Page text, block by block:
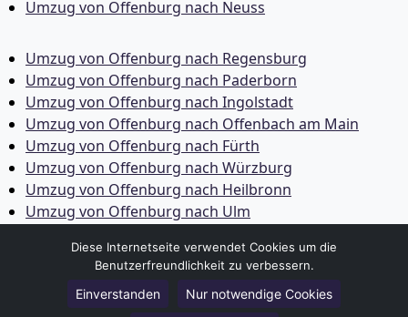
Umzug von Offenburg nach Neuss
Umzug von Offenburg nach Regensburg
Umzug von Offenburg nach Paderborn
Umzug von Offenburg nach Ingolstadt
Umzug von Offenburg nach Offenbach am Main
Umzug von Offenburg nach Fürth
Umzug von Offenburg nach Würzburg
Umzug von Offenburg nach Heilbronn
Umzug von Offenburg nach Ulm
Umzug von Offenburg nach Wolfsburg
Umzug von Offenburg nach Bottrop
Umzug von Offenburg nach Göttingen
Diese Internetseite verwendet Cookies um die
Benutzerfreundlichkeit zu verbessern.
Einverstanden Nur notwendige Cookies